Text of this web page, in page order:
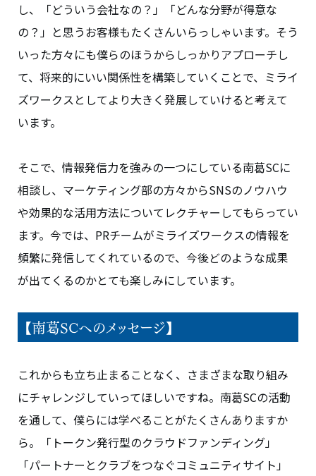
し、「どういう会社なの？」「どんな分野が得意な
の？」と思うお客様もたくさんいらっしゃいます。そう
いった方々にも僕らのほうからしっかりアプローチし
て、将来的にいい関係性を構築していくことで、ミライ
ズワークスとしてより大きく発展していけると考えて
います。
そこで、情報発信力を強みの一つにしている南葛SCに
相談し、マーケティング部の方々からSNSのノウハウ
や効果的な活用方法についてレクチャーしてもらってい
ます。今では、PRチームがミライズワークスの情報を
頻繁に発信してくれているので、今後どのような成果
が出てくるのかとても楽しみにしています。
【南葛SCへのメッセージ】
これからも立ち止まることなく、さまざまな取り組み
にチャレンジしていってほしいですね。南葛SCの活動
を通して、僕らには学べることがたくさんありますか
ら。「トークン発行型のクラウドファンディング」
「パートナーとクラブをつなぐコミュニティサイト」